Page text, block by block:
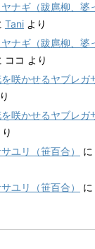
ナギ（跋扈柳、婆
Tani より
ナギ（跋扈柳、婆
ココ より
咲かせるヤブレガ
咲かせるヤブレガ
ユリ（笹百合）
に
ユリ（笹百合）
に